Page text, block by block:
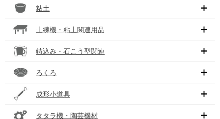
粘土
土練機・粘土関連用品
鋳込み・石こう型関連
ろくろ
成形小道具
タタラ機・陶芸機材